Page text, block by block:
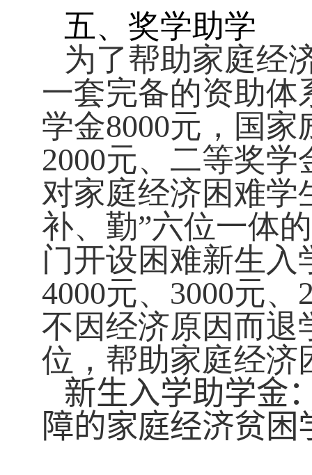
五、奖学助学
为了帮助家庭经
一套完备的资助体
学金8000元，国家
2000元、二等奖学
对家庭经济困难学
补、勤”六位一体
门开设困难新生
4000元、 3000元、
不因经济原因而退
位，帮助家庭经济
新生入学助学金
障的家庭经济贫